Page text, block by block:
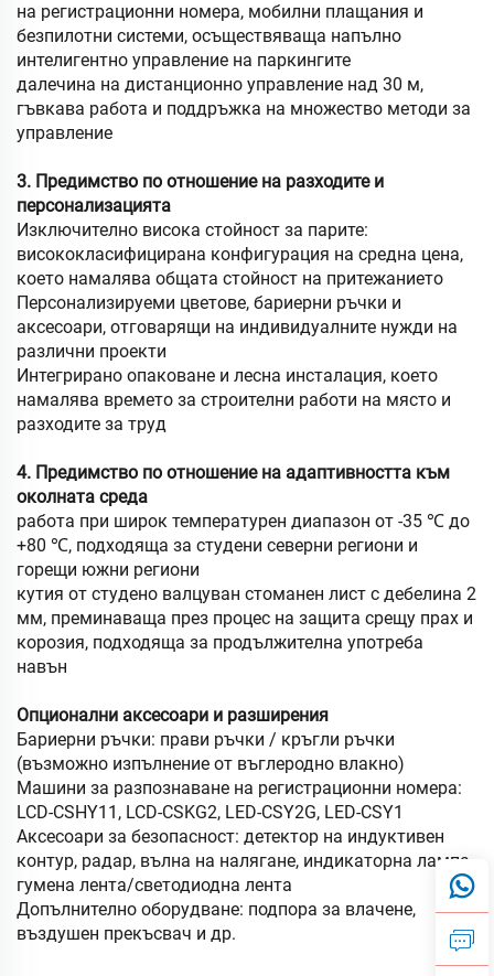
на регистрационни номера, мобилни плащания и
безпилотни системи, осъществяваща напълно
интелигентно управление на паркингите
далечина на дистанционно управление над 30 м,
гъвкава работа и поддръжка на множество методи за
управление
3. Предимство по отношение на разходите и
персонализацията
Изключително висока стойност за парите:
висококласифицирана конфигурация на средна цена,
което намалява общата стойност на притежанието
Персонализируеми цветове, бариерни ръчки и
аксесоари, отговарящи на индивидуалните нужди на
различни проекти
Интегрирано опаковане и лесна инсталация, което
намалява времето за строителни работи на място и
разходите за труд
4. Предимство по отношение на адаптивността към
околната среда
работа при широк температурен диапазон от -35 ℃ до
+80 ℃, подходяща за студени северни региони и
горещи южни региони
кутия от студено валцуван стоманен лист с дебелина 2
мм, преминаваща през процес на защита срещу прах и
корозия, подходяща за продължителна употреба
навън
Опционални аксесоари и разширения
Бариерни ръчки: прави ръчки / кръгли ръчки
(възможно изпълнение от въглеродно влакно)
Машини за разпознаване на регистрационни номера:
LCD-CSHY11, LCD-CSKG2, LED-CSY2G, LED-CSY1
Аксесоари за безопасност: детектор на индуктивен
контур, радар, вълна на налягане, индикаторна лампа,
гумена лента/светодиодна лента
Допълнително оборудване: подпора за влачене,
въздушен прекъсвач и др.